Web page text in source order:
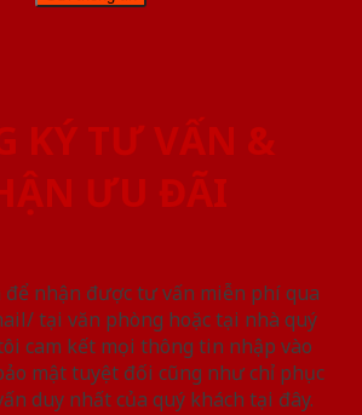
KÝ TƯ VẤN &
ƯU ĐÃI
nhận được tư vấn miễn phí qua
tại văn phòng hoặc tại nhà quý
cam kết mọi thông tin nhập vào
mật tuyệt đối cũng như chỉ phục
duy nhất của quý khách tại đây.